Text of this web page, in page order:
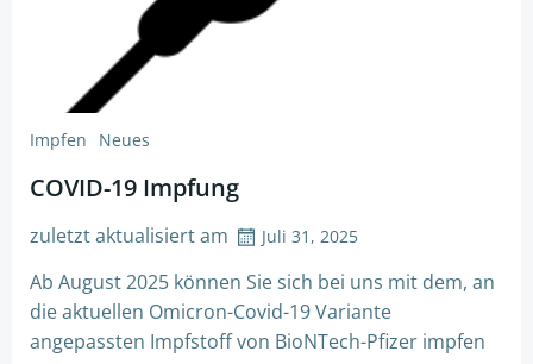
Impfen Neues
COVID-19 Impfung
zuletzt aktualisiert am Juli 31, 2025
Ab August 2025 können Sie sich bei uns mit dem, an
die aktuellen Omicron-Covid-19 Variante
angepassten Impfstoff von BioNTech-Pfizer impfen